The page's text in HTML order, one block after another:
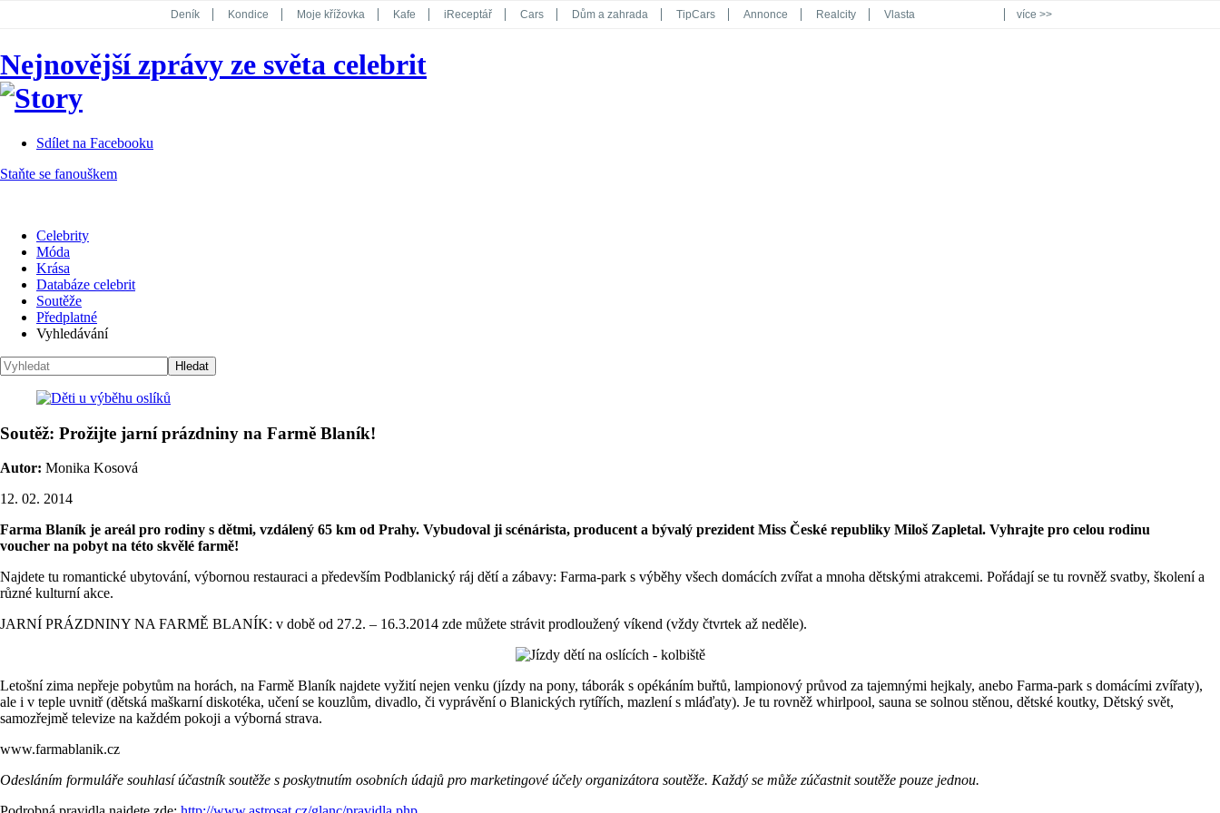
Deník Kondice Moje křížovka Kafe iReceptář Cars Dům a zahrada TipCars Annonce Realcity Vlasta
Koktejl
více >>
Nejnovější zprávy ze světa celebrit
Sdílet na Facebooku
Staňte se fanouškem
Celebrity
Móda
Krása
Databáze celebrit
Soutěže
Předplatné
Vyhledávání
Soutěž: Prožijte jarní prázdniny na Farmě Blaník!
Autor: Monika Kosová
12. 02. 2014
Farma Blaník je areál pro rodiny s dětmi, vzdálený 65 km od Prahy. Vybudoval ji scénárista, producent a bývalý prezident Miss České republiky Miloš Zapletal. Vyhrajte pro celou rodinu
voucher na pobyt na této skvělé farmě!
Najdete tu romantické ubytování, výbornou restauraci a především Podblanický ráj dětí a zábavy: Farma-park s výběhy všech domácích zvířat a mnoha dětskými atrakcemi. Pořádají se tu rovněž svatby, školení a
různé kulturní akce.
JARNÍ PRÁZDNINY NA FARMĚ BLANÍK: v době od 27.2. – 16.3.2014 zde můžete strávit prodloužený víkend (vždy čtvrtek až neděle).
Letošní zima nepřeje pobytům na horách, na Farmě Blaník najdete vyžití nejen venku (jízdy na pony, táborák s opékáním buřtů, lampionový průvod za tajemnými hejkaly, anebo Farma-park s domácími zvířaty),
ale i v teple uvnitř (dětská maškarní diskotéka, učení se kouzlům, divadlo, či vyprávění o Blanických rytířích, mazlení s mláďaty). Je tu rovněž whirlpool, sauna se solnou stěnou, dětské koutky, Dětský svět,
samozřejmě televize na každém pokoji a výborná strava.
www.farmablanik.cz
Odesláním formuláře souhlasí účastník soutěže s poskytnutím osobních údajů pro marketingové účely organizátora soutěže. Každý se může zúčastnit soutěže pouze jednou.